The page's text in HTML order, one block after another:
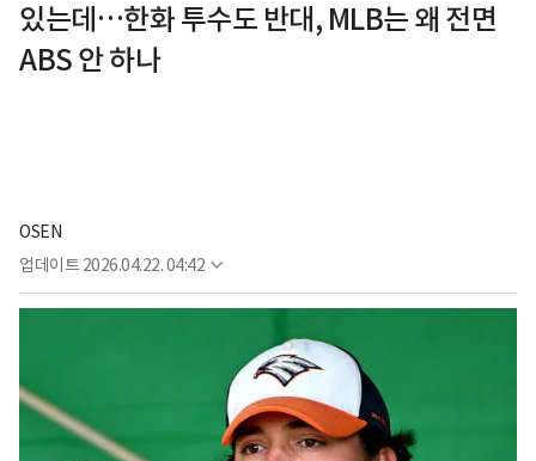
있는데…한화 투수도 반대, MLB는 왜 전면
ABS 안 하나
OSEN
업데이트 2026.04.22. 04:42